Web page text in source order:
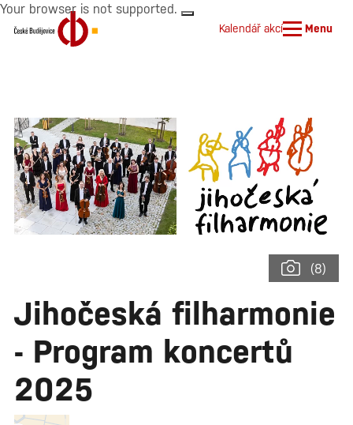
Your browser is not supported.
Kalendář akcí Menu
(8)
Jihočeská filharmonie
- Program koncertů
2025